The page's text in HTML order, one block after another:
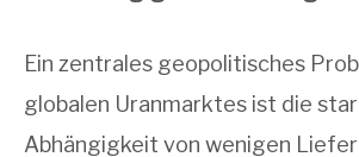
Ein zentrales geopolitisches
globalen Uranmarktes ist die
Abhängigkeit von wenigen